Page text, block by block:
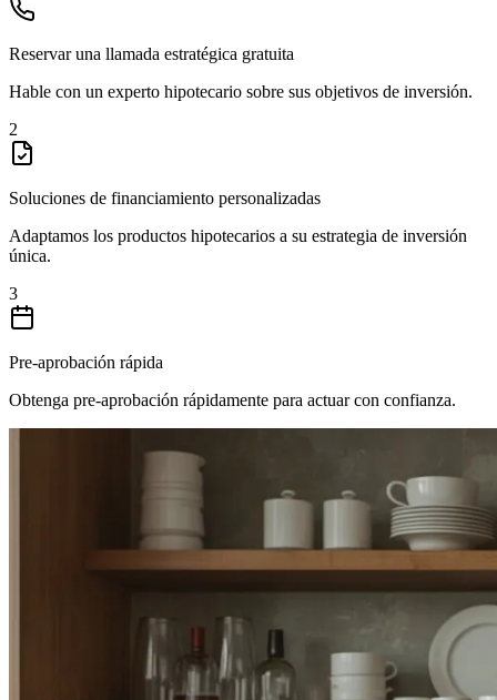
Reservar una llamada estratégica gratuita
Hable con un experto hipotecario sobre sus objetivos de inversión.
2
Soluciones de financiamiento personalizadas
Adaptamos los productos hipotecarios a su estrategia de inversión
única.
3
Pre-aprobación rápida
Obtenga pre-aprobación rápidamente para actuar con confianza.